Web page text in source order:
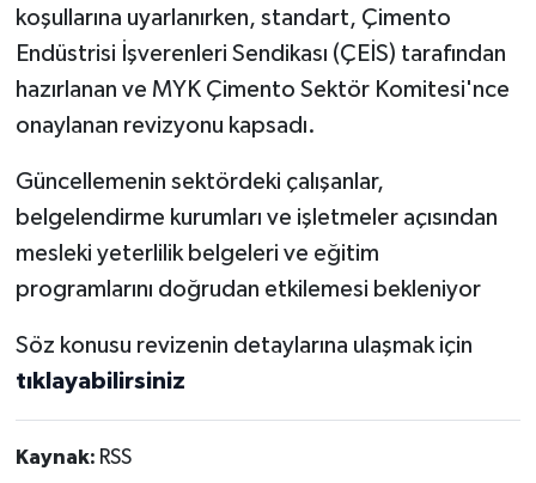
koşullarına uyarlanırken, standart, Çimento
Endüstrisi İşverenleri Sendikası (ÇEİS) tarafından
hazırlanan ve MYK Çimento Sektör Komitesi'nce
onaylanan revizyonu kapsadı.
Güncellemenin sektördeki çalışanlar,
belgelendirme kurumları ve işletmeler açısından
mesleki yeterlilik belgeleri ve eğitim
programlarını doğrudan etkilemesi bekleniyor
Söz konusu revizenin detaylarına ulaşmak için
tıklayabilirsiniz
Kaynak: RSS